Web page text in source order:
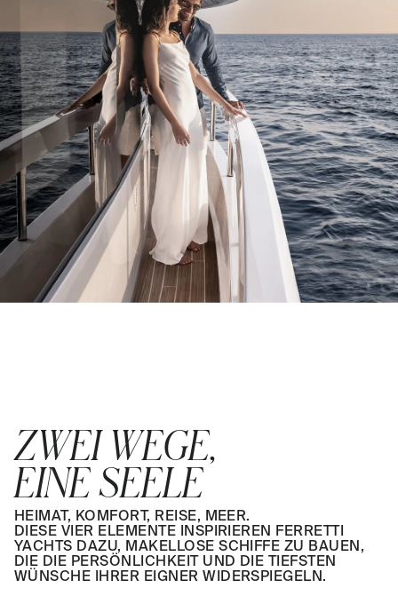
ZWEI WEGE,
EINE SEELE
HEIMAT, KOMFORT, REISE, MEER.
DIESE VIER ELEMENTE INSPIRIEREN FERRETTI
YACHTS DAZU, MAKELLOSE SCHIFFE ZU BAUEN,
DIE DIE PERSÖNLICHKEIT UND DIE TIEFSTEN
WÜNSCHE IHRER EIGNER WIDERSPIEGELN.